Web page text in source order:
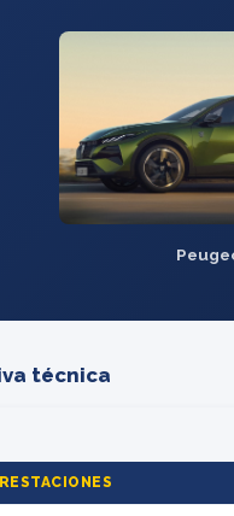
técnica